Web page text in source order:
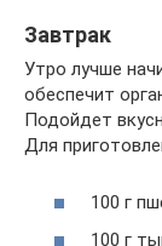
Завтрак
Утро лучше
обеспечит
Подойдет
Для
100 г
100 г